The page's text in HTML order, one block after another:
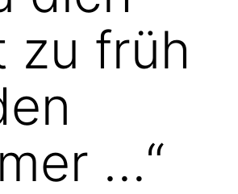
zu früh
…“